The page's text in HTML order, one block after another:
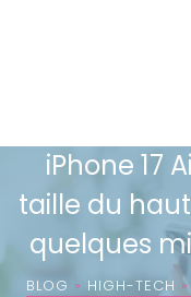
iPhone 17
taille du
quelques
BLOG » HIGH-TECH »